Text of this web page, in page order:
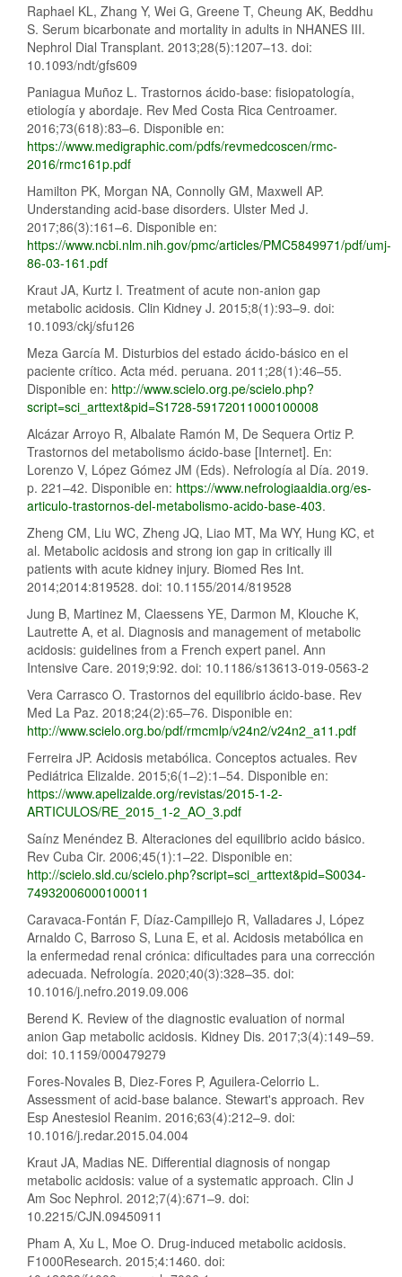
Raphael KL, Zhang Y, Wei G, Greene T, Cheung AK, Beddhu
S. Serum bicarbonate and mortality in adults in NHANES III.
Nephrol Dial Transplant. 2013;28(5):1207–13. doi:
10.1093/ndt/gfs609
Paniagua Muñoz L. Trastornos ácido-base: fisiopatología,
etiología y abordaje. Rev Med Costa Rica Centroamer.
2016;73(618):83–6. Disponible en:
https://www.medigraphic.com/pdfs/revmedcoscen/rmc-
2016/rmc161p.pdf
Hamilton PK, Morgan NA, Connolly GM, Maxwell AP.
Understanding acid-base disorders. Ulster Med J.
2017;86(3):161–6. Disponible en:
https://www.ncbi.nlm.nih.gov/pmc/articles/PMC5849971/pdf/umj-
86-03-161.pdf
Kraut JA, Kurtz I. Treatment of acute non-anion gap
metabolic acidosis. Clin Kidney J. 2015;8(1):93–9. doi:
10.1093/ckj/sfu126
Meza García M. Disturbios del estado ácido-básico en el
paciente crítico. Acta méd. peruana. 2011;28(1):46–55.
Disponible en: http://www.scielo.org.pe/scielo.php?
script=sci_arttext&pid=S1728-59172011000100008
Alcázar Arroyo R, Albalate Ramón M, De Sequera Ortiz P.
Trastornos del metabolismo ácido-base [Internet]. En:
Lorenzo V, López Gómez JM (Eds). Nefrología al Día. 2019.
p. 221–42. Disponible en: https://www.nefrologiaaldia.org/es-
articulo-trastornos-del-metabolismo-acido-base-403.
Zheng CM, Liu WC, Zheng JQ, Liao MT, Ma WY, Hung KC, et
al. Metabolic acidosis and strong ion gap in critically ill
patients with acute kidney injury. Biomed Res Int.
2014;2014:819528. doi: 10.1155/2014/819528
Jung B, Martinez M, Claessens YE, Darmon M, Klouche K,
Lautrette A, et al. Diagnosis and management of metabolic
acidosis: guidelines from a French expert panel. Ann
Intensive Care. 2019;9:92. doi: 10.1186/s13613-019-0563-2
Vera Carrasco O. Trastornos del equilibrio ácido-base. Rev
Med La Paz. 2018;24(2):65–76. Disponible en:
http://www.scielo.org.bo/pdf/rmcmlp/v24n2/v24n2_a11.pdf
Ferreira JP. Acidosis metabólica. Conceptos actuales. Rev
Pediátrica Elizalde. 2015;6(1–2):1–54. Disponible en:
https://www.apelizalde.org/revistas/2015-1-2-
ARTICULOS/RE_2015_1-2_AO_3.pdf
Saínz Menéndez B. Alteraciones del equilibrio acido básico.
Rev Cuba Cir. 2006;45(1):1–22. Disponible en:
http://scielo.sld.cu/scielo.php?script=sci_arttext&pid=S0034-
74932006000100011
Caravaca-Fontán F, Díaz-Campillejo R, Valladares J, López
Arnaldo C, Barroso S, Luna E, et al. Acidosis metabólica en
la enfermedad renal crónica: dificultades para una corrección
adecuada. Nefrología. 2020;40(3):328–35. doi:
10.1016/j.nefro.2019.09.006
Berend K. Review of the diagnostic evaluation of normal
anion Gap metabolic acidosis. Kidney Dis. 2017;3(4):149–59.
doi: 10.1159/000479279
Fores-Novales B, Diez-Fores P, Aguilera-Celorrio L.
Assessment of acid-base balance. Stewart's approach. Rev
Esp Anestesiol Reanim. 2016;63(4):212–9. doi:
10.1016/j.redar.2015.04.004
Kraut JA, Madias NE. Differential diagnosis of nongap
metabolic acidosis: value of a systematic approach. Clin J
Am Soc Nephrol. 2012;7(4):671–9. doi:
10.2215/CJN.09450911
Pham A, Xu L, Moe O. Drug-induced metabolic acidosis.
F1000Research. 2015;4:1460. doi: